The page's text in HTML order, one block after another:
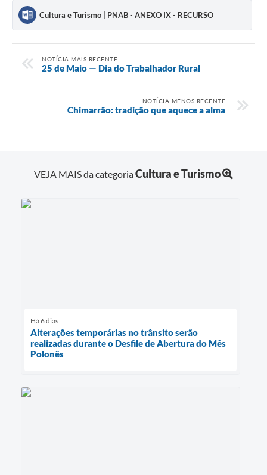
SIC
Notícias
Cultura e Turismo | PNAB - ANEXO IX - RECURSO
NOTÍCIA MAIS RECENTE
25 de Maio — Dia do Trabalhador Rural
NOTÍCIA MENOS RECENTE
Chimarrão: tradição que aquece a alma
VEJA MAIS da categoriaCultura e Turismo
Há 6 dias
Alterações temporárias no trânsito serão
realizadas durante o Desfile de Abertura do Mês
Polonês